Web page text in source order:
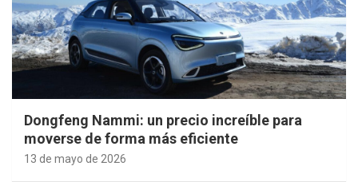
Dongfeng Nammi: un precio increíble para
moverse de forma más eficiente
13 de mayo de 2026